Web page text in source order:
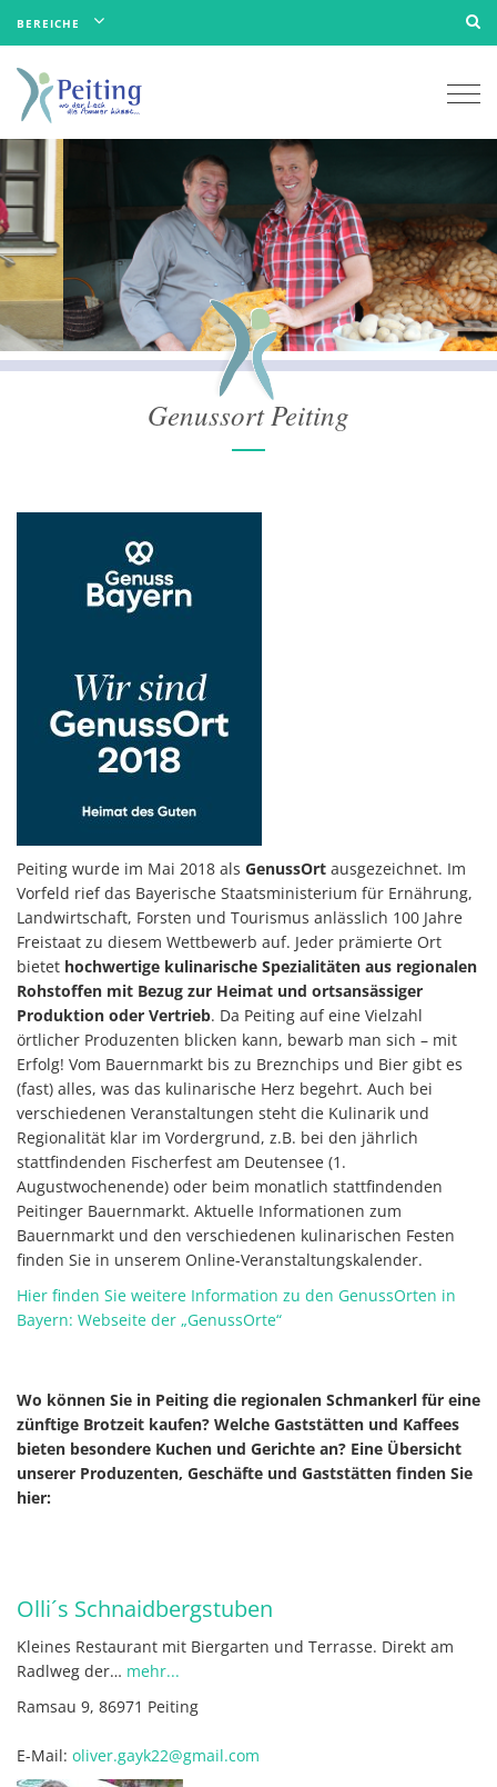
BEREICHE
Genussort Peiting
Peiting wurde im Mai 2018 als GenussOrt ausgezeichnet. Im
Vorfeld rief das Bayerische Staatsministerium für Ernährung,
Landwirtschaft, Forsten und Tourismus anlässlich 100 Jahre
Freistaat zu diesem Wettbewerb auf. Jeder prämierte Ort
bietet hochwertige kulinarische Spezialitäten aus regionalen
Rohstoffen mit Bezug zur Heimat und ortsansässiger
Produktion oder Vertrieb. Da Peiting auf eine Vielzahl
örtlicher Produzenten blicken kann, bewarb man sich – mit
Erfolg! Vom Bauernmarkt bis zu Breznchips und Bier gibt es
(fast) alles, was das kulinarische Herz begehrt. Auch bei
verschiedenen Veranstaltungen steht die Kulinarik und
Regionalität klar im Vordergrund, z.B. bei den jährlich
stattfindenden Fischerfest am Deutensee (1.
Augustwochenende) oder beim monatlich stattfindenden
Peitinger Bauernmarkt. Aktuelle Informationen zum
Bauernmarkt und den verschiedenen kulinarischen Festen
finden Sie in unserem Online-Veranstaltungskalender.
Hier finden Sie weitere Information zu den GenussOrten in
Bayern: Webseite der „GenussOrte“
Wo können Sie in Peiting die regionalen Schmankerl für eine
zünftige Brotzeit kaufen? Welche Gaststätten und Kaffees
bieten besondere Kuchen und Gerichte an? Eine Übersicht
unserer Produzenten, Geschäfte und Gaststätten finden Sie
hier:
Olli´s Schnaidbergstuben
Kleines Restaurant mit Biergarten und Terrasse. Direkt am
Radlweg der… mehr...
Ramsau 9, 86971 Peiting
E-Mail: oliver.gayk22@gmail.com